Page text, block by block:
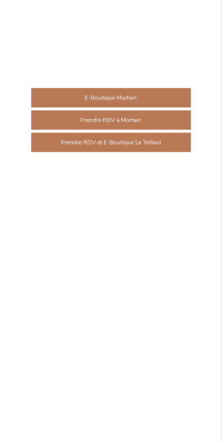
E-Boutique Mortain
Prendre RDV à Mortain
Prendre RDV et E-Boutique Le Teilleul